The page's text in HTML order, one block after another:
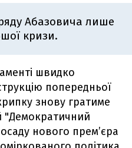
Абазовича лише
кризи.
швидко
попередньої
знову гратиме
"Демократичний
нового прем’єра